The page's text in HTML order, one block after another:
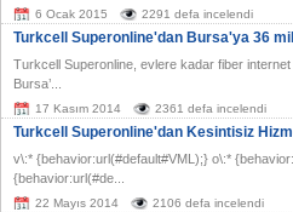
6 Ocak 2015 2291 defa incelendi
Turkcell Superonline'dan Bursa'ya 36
Turkcell Superonline, evlere kadar fiber
Bursa’...
17 Kasım 2014 2361 defa incelendi
Turkcell Superonline'dan Kesintisiz
v\:* {behavior:url(#default#VML);} o\:*
{behavior:url(#de...
22 Mayıs 2014 2106 defa incelendi